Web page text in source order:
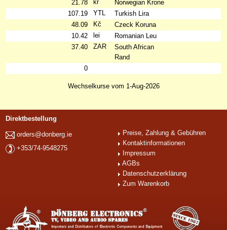
21.78
kr
Norwegian Krone
107.19
YTL
Turkish Lira
48.09
Kč
Czeck Koruna
10.42
lei
Romanian Leu
37.40
ZAR
South African
Rand
0
Wechselkurse vom 1-Aug-2026
Direktbestellung
orders@donberg.ie
+353/74-9548275
Preise, Zahlung & Gebühren
Kontaktinformationen
Impressum
AGBs
Datenschutzerklärung
Zum Warenkorb